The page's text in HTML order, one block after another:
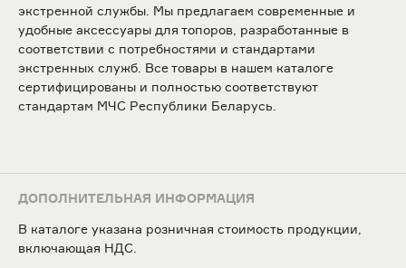
экстренной службы. Мы предлагаем современные и
удобные аксессуары для топоров, разработанные в
соответствии с потребностями и стандартами
экстренных служб. Все товары в нашем каталоге
сертифицированы и полностью соответствуют
стандартам МЧС Республики Беларусь.
ДОПОЛНИТЕЛЬНАЯ ИНФОРМАЦИЯ
В каталоге указана розничная стоимость продукции,
включающая НДС.